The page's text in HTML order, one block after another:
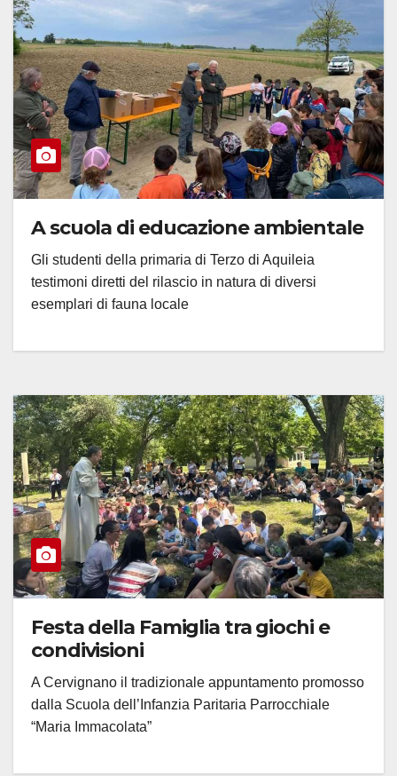
A scuola di educazione ambientale
Gli studenti della primaria di Terzo di Aquileia
testimoni diretti del rilascio in natura di diversi
esemplari di fauna locale
Festa della Famiglia tra giochi e
condivisioni
A Cervignano il tradizionale appuntamento promosso
dalla Scuola dell’Infanzia Paritaria Parrocchiale
“Maria Immacolata”